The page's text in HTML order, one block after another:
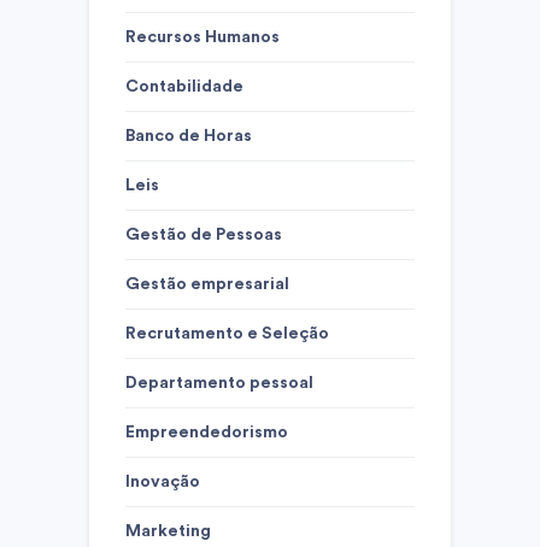
Recursos Humanos
Contabilidade
Banco de Horas
Leis
Gestão de Pessoas
Gestão empresarial
Recrutamento e Seleção
Departamento pessoal
Empreendedorismo
Inovação
Marketing